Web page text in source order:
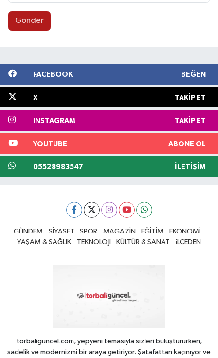
Gönder
FACEBOOK BEĞEN
X TAKIP ET
INSTAGRAM TAKIP ET
YOUTUBE ABONE OL
05528983547 İLETIŞIM
GÜNDEM SİYASET SPOR MAGAZİN EĞİTİM
EKONOMİ
YAŞAM & SAĞLIK
TEKNOLOJİ KÜLTÜR & SANAT iLÇEDEN
torbaliguncel.com, yepyeni temasıyla sizleri buluştururken,
sadelik ve modernizmi bir araya getiriyor. Şatafattan kaçınıyor ve